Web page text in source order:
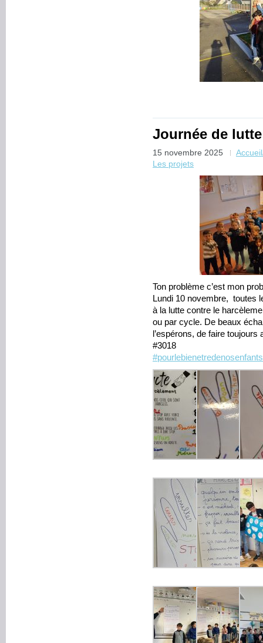
Journée de
15 novembre 2025
Les projets
Ton problème c’est mon
Lundi 10 novembre, toutes
à la lutte contre le
ou par cycle. De beaux
l’espérons, de faire toujours
#3018
#pourlebienetredenosenfants